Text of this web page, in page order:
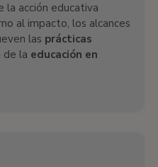
acción educativa
al impacto, los alcances
las prácticas
de la educación en